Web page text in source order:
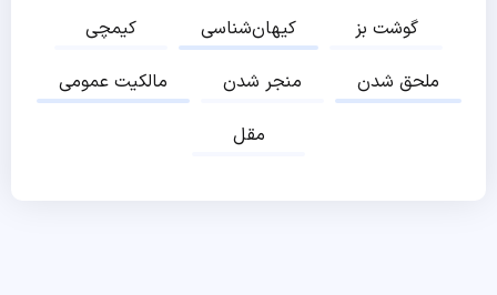
کیمچی
کیهان‌شناسی
گوشت بز
مالکیت عمومی
منجر شدن
ملحق شدن
مقل